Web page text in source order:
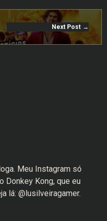
Next Post
Meu Instagram só
Donkey Kong, que eu
lá: @lusilveiragamer.